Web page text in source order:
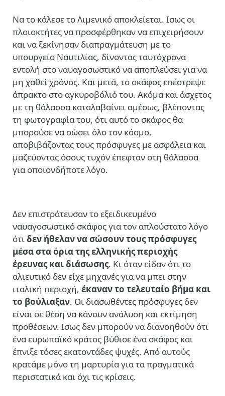
Να το κάλεσε το Λιμενικό αποκλείεται. Ισως οι
πλοιοκτήτες να προσφέρθηκαν να επιχειρήσουν
και να ξεκίνησαν διαπραγμάτευση με το
υπουργείο Ναυτιλίας, δίνοντας ταυτόχρονα
εντολή στο ναυαγοσωστικό να αποπλεύσει για να
μη χαθεί χρόνος. Και μετά, το σκάφος επέστρεψε
άπρακτο στο αγκυροβόλιό του. Ακόμα και άσχετος
με τη θάλασσα καταλαβαίνει αμέσως, βλέποντας
τη φωτογραφία του, ότι αυτό το σκάφος θα
μπορούσε να σώσει όλο τον κόσμο,
αποβιβάζοντας τους πρόσφυγες με ασφάλεια και
μαζεύοντας όσους τυχόν έπεφταν στη θάλασσα
για οποιονδήποτε λόγο.
Δεν επιστράτευσαν το εξειδικευμένο
ναυαγοσωστικό σκάφος για τον απλούστατο λόγο
ότιδεν ήθελαν να σώσουν τους πρόσφυγες
μέσα στα όρια της ελληνικής περιοχής
έρευνας και διάσωσης. Κι όταν είδαν ότι το
αλιευτικό δεν είχε μηχανές για να μπει στην
ιταλική περιοχή, έκαναν το τελευταίο βήμα και
το βούλιαξαν. Οι διασωθέντες πρόσφυγες δεν
είναι σε θέση να κάνουν ανάλυση και εκτίμηση
προθέσεων. Ισως δεν μπορούν να διανοηθούν ότι
ένα ευρωπαϊκό κράτος βύθισε ένα σκάφος και
έπνιξε τόσες εκατοντάδες ψυχές. Από αυτούς
κρατάμε μόνο τη μαρτυρία για τα πραγματικά
περιστατικά και όχι τις κρίσεις.